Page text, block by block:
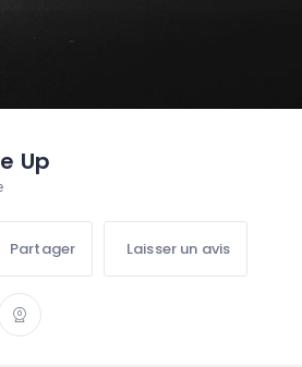
Up
Partager Laisser un avis